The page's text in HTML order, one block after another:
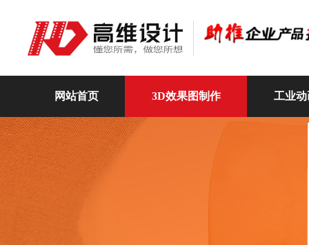
高维动画
网站首页 3D效果图制作 工业
关于我们